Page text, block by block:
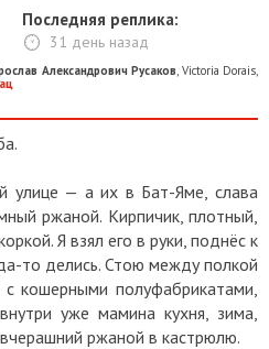
Последняя реплика:
31 день назад
Александрович Русаков Victoria Dorais
улице — а их в Бат-Яме, слава
ржаной. Кирпичик, плотный,
Я взял его в руки, поднёс к
то делись. Стою между полкой
кошерными полуфабрикатами,
уже мамина кухня, зима,
ржаной в кастрюлю.